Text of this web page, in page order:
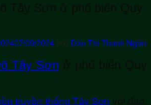
Tây Sơn ở phố biển Quy
07/09/2024 bởi Đào Thị Thanh Ngân
Tây Sơn ở phố biển Quy
truyền thống Tây Sơn với đao,